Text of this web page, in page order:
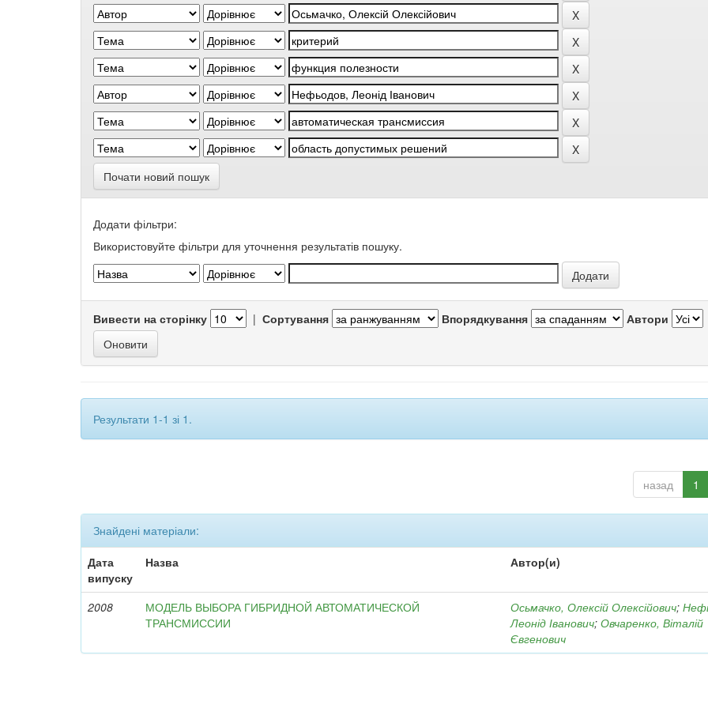
Почати новий пошук
Додати фільтри:
Використовуйте фільтри для уточнення результатів пошуку.
Вивести на сторінку | Сортування Впорядкування Автори
Результати 1-1 зі 1.
назад 1
Знайдені матеріали:
Дата
випуску
Назва Автор(и)
2008
МОДЕЛЬ ВЫБОРА ГИБРИДНОЙ АВТОМАТИЧЕСКОЙ
ТРАНСМИССИИ
Осьмачко, Олексій Олексійович;
Леонід Іванович;Овчаренко, Віталій
Євгенович